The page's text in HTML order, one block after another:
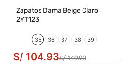
Zapatos Dama Beige Claro
2YT123
35 36 37 38 39
S/ 104.93S/ 149.90